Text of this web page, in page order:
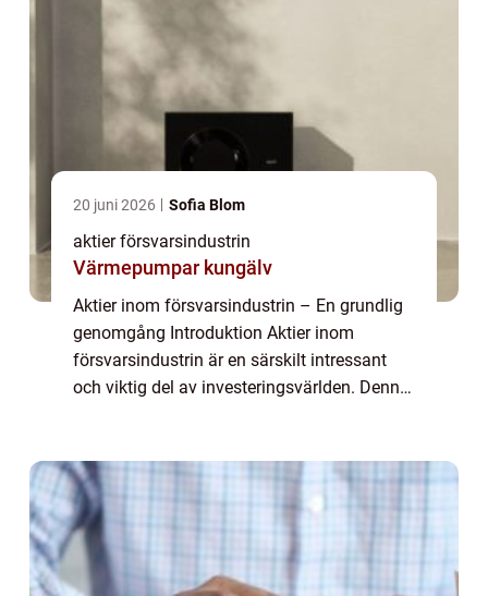
20 juni 2026 Sofia Blom
aktier försvarsindustrin
Värmepumpar kungälv
Aktier inom försvarsindustrin – En grundlig
genomgång Introduktion Aktier inom
försvarsindustrin är en särskilt intressant
och viktig del av investeringsvärlden. Denna